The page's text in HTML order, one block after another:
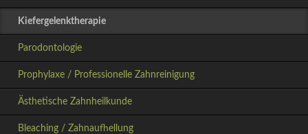
Kiefergelenktherapie
Parodontologie
Prophylaxe / Professionelle Zahnreinigung
Ästhetische Zahnheilkunde
Bleaching / Zahnaufhellung